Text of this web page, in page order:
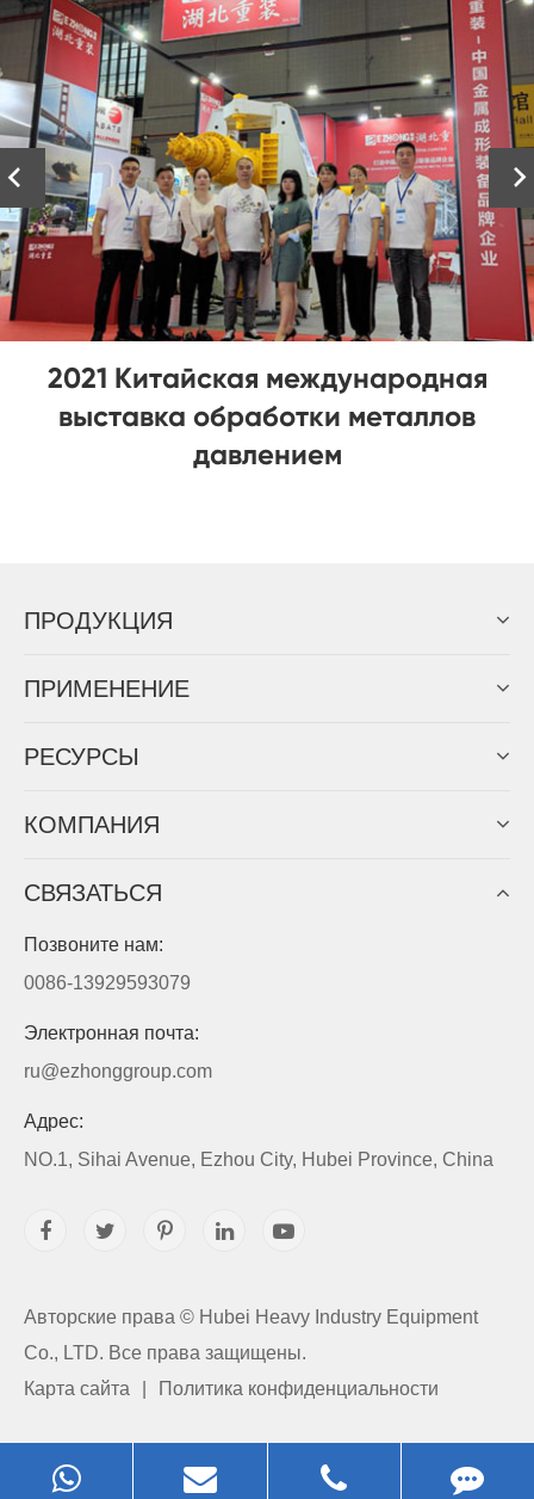
Выбирая листогибочный станок
премиум-класса с ветряной башней,
вам необходимо понимать следующее:
 
ПРОДУКЦИЯ
ПРИМЕНЕНИЕ
PЕСУРСЫ
КОМПАНИЯ
СВЯЗАТЬСЯ
Позвоните нам:
0086-13929593079
Электронная почта:
ru@ezhonggroup.com
Адрес:
NO.1, Sihai Avenue, Ezhou City, Hubei Province, China
Авторские права © Hubei Heavy Industry Equipment
Co., LTD. Все права защищены.
Карта сайта
Политика конфиденциальности